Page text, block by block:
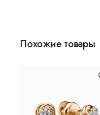
Похожие товары